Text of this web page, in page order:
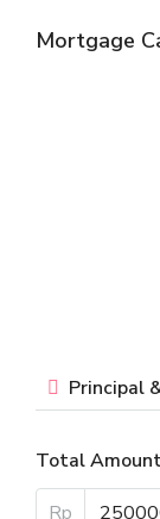
Mortgage
Principal
Total
Rp